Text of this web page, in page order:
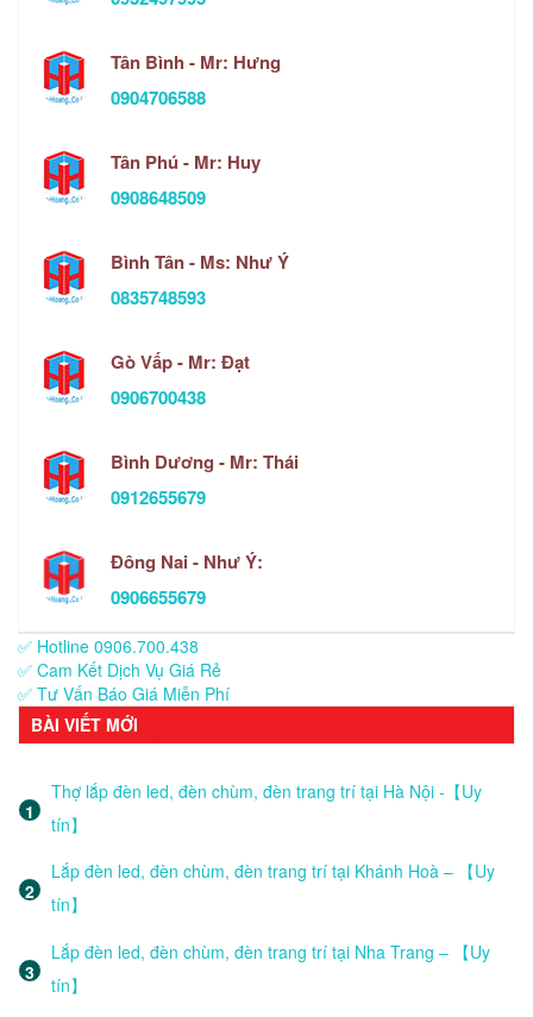
Tân Bình - Mr: Hưng
0904706588
Tân Phú - Mr: Huy
0908648509
Bình Tân - Ms: Như Ý
0835748593
Gò Vấp - Mr: Đạt
0906700438
Bình Dương - Mr: Thái
0912655679
Đông Nai - Như Ý:
0906655679
✅ Hotline 0906.700.438
✅ Cam Kết Dịch Vụ Giá Rẻ
✅ Tư Vấn Báo Giá Miễn Phí
BÀI VIẾT MỚI
Thợ lắp đèn led, đèn chùm, đèn trang trí tại Hà Nội -【Uy
tín】
Lắp đèn led, đèn chùm, đèn trang trí tại Khánh Hoà – 【Uy
tín】
Lắp đèn led, đèn chùm, đèn trang trí tại Nha Trang – 【Uy
tín】